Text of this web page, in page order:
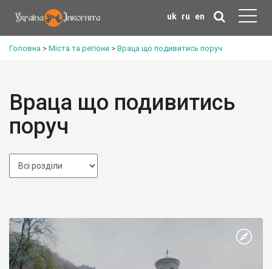
uk ru en
Головна > Міста та регіони > Враца що подивитись поруч
Враца що подивитись
поруч